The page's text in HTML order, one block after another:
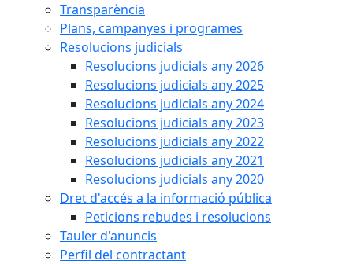
Transparència
Plans, campanyes i programes
Resolucions judicials
Resolucions judicials any 2026
Resolucions judicials any 2025
Resolucions judicials any 2024
Resolucions judicials any 2023
Resolucions judicials any 2022
Resolucions judicials any 2021
Resolucions judicials any 2020
Dret d'accés a la informació pública
Peticions rebudes i resolucions
Tauler d'anuncis
Perfil del contractant